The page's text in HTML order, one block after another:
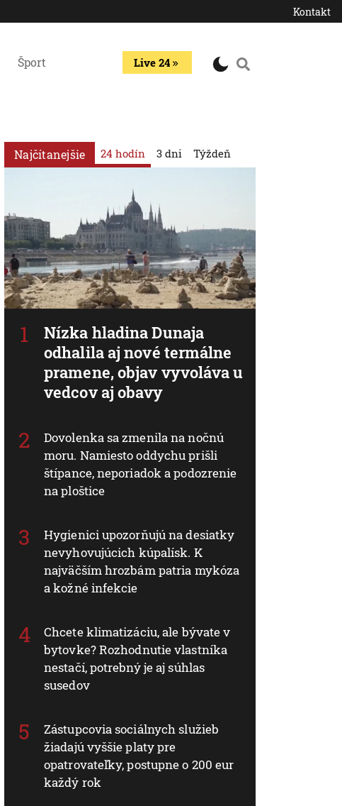
Kontakt
Šport Live 24
Najčítanejšie 24 hodín
Nízka hladina Dunaja
odhalila aj nové termálne
pramene, objav vyvoláva u
vedcov aj obavy
Dovolenka sa zmenila na nočnú
moru. Namiesto oddychu prišli
štípance, neporiadok a podozrenie
na ploštice
Hygienici upozorňujú na desiatky
nevyhovujúcich kúpalísk. K
najväčším hrozbám patria mykóza
a kožné infekcie
Chcete klimatizáciu, ale bývate v
bytovke? Rozhodnutie vlastníka
nestačí, potrebný je aj súhlas
susedov
Zástupcovia sociálnych služieb
žiadajú vyššie platy pre
opatrovateľky, postupne o 200 eur
každý rok
3 dni Týždeň